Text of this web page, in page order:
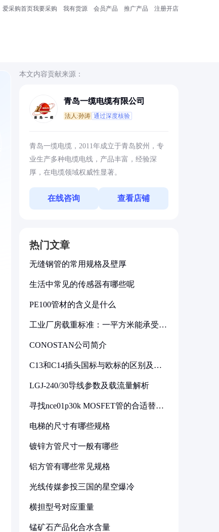
爱采购首页我要采购 我有货源 会员产品 推广产品 注册开店
本文内容贡献来源：
青岛一缆电缆有限公司
法人:孙涛 通过深度核验
青岛一缆电缆，2011年成立于青岛胶州，专
业生产多种电缆电线，产品丰富，经验深
厚，在电缆领域权威性显著。
在线咨询 查看店铺
热门文章
无缝钢管的常用规格及壁厚
生活中常见的传感器有哪些呢
PE100管材的含义是什么
工业厂房载重标准：一平方米能承受多
CONOSTAN公司简介
C13和C14插头国标与欧标的区别及其
LGJ-240/30导线参数及载流量解析
寻找nce01p30k MOSFET管的合适替代
电梯的尺寸有哪些规格
镀锌方管尺寸一般有哪些
铝方管有哪些常见规格
光线传媒参投三国的星空爆冷
横担型号对应重量
锰矿石产品化合水含量